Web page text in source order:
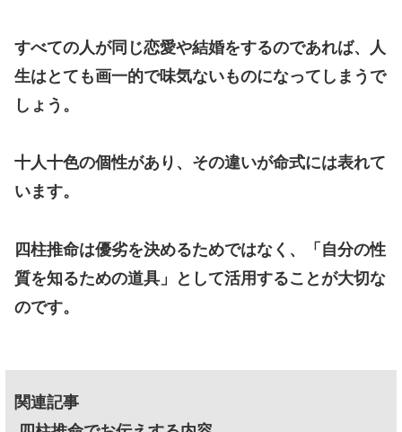
すべての人が同じ恋愛や結婚をするのであれば、人
生はとても画一的で味気ないものになってしまうで
しょう。
十人十色の個性があり、その違いが命式には表れて
います。
四柱推命は優劣を決めるためではなく、「自分の性
質を知るための道具」として活用することが大切な
のです。
関連記事